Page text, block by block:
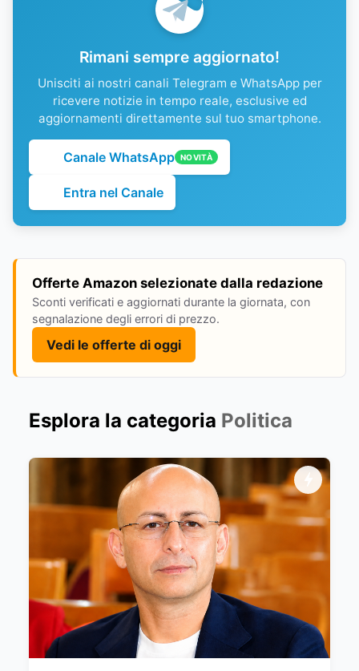
Rimani sempre aggiornato!
Unisciti ai nostri canali Telegram e WhatsApp per
ricevere notizie in tempo reale, esclusive ed
aggiornamenti direttamente sul tuo smartphone.
Canale WhatsApp NOVITÀ
Entra nel Canale
Offerte Amazon selezionate dalla redazione
Sconti verificati e aggiornati durante la giornata, con
segnalazione degli errori di prezzo.
Vedi le offerte di oggi
Esplora la categoria Politica